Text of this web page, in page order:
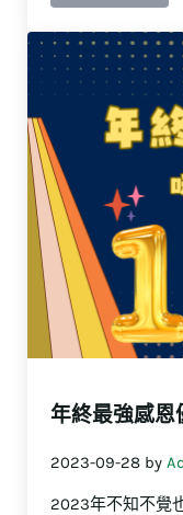
年終最強感恩
2023-09-28 by
2023年不知不覺